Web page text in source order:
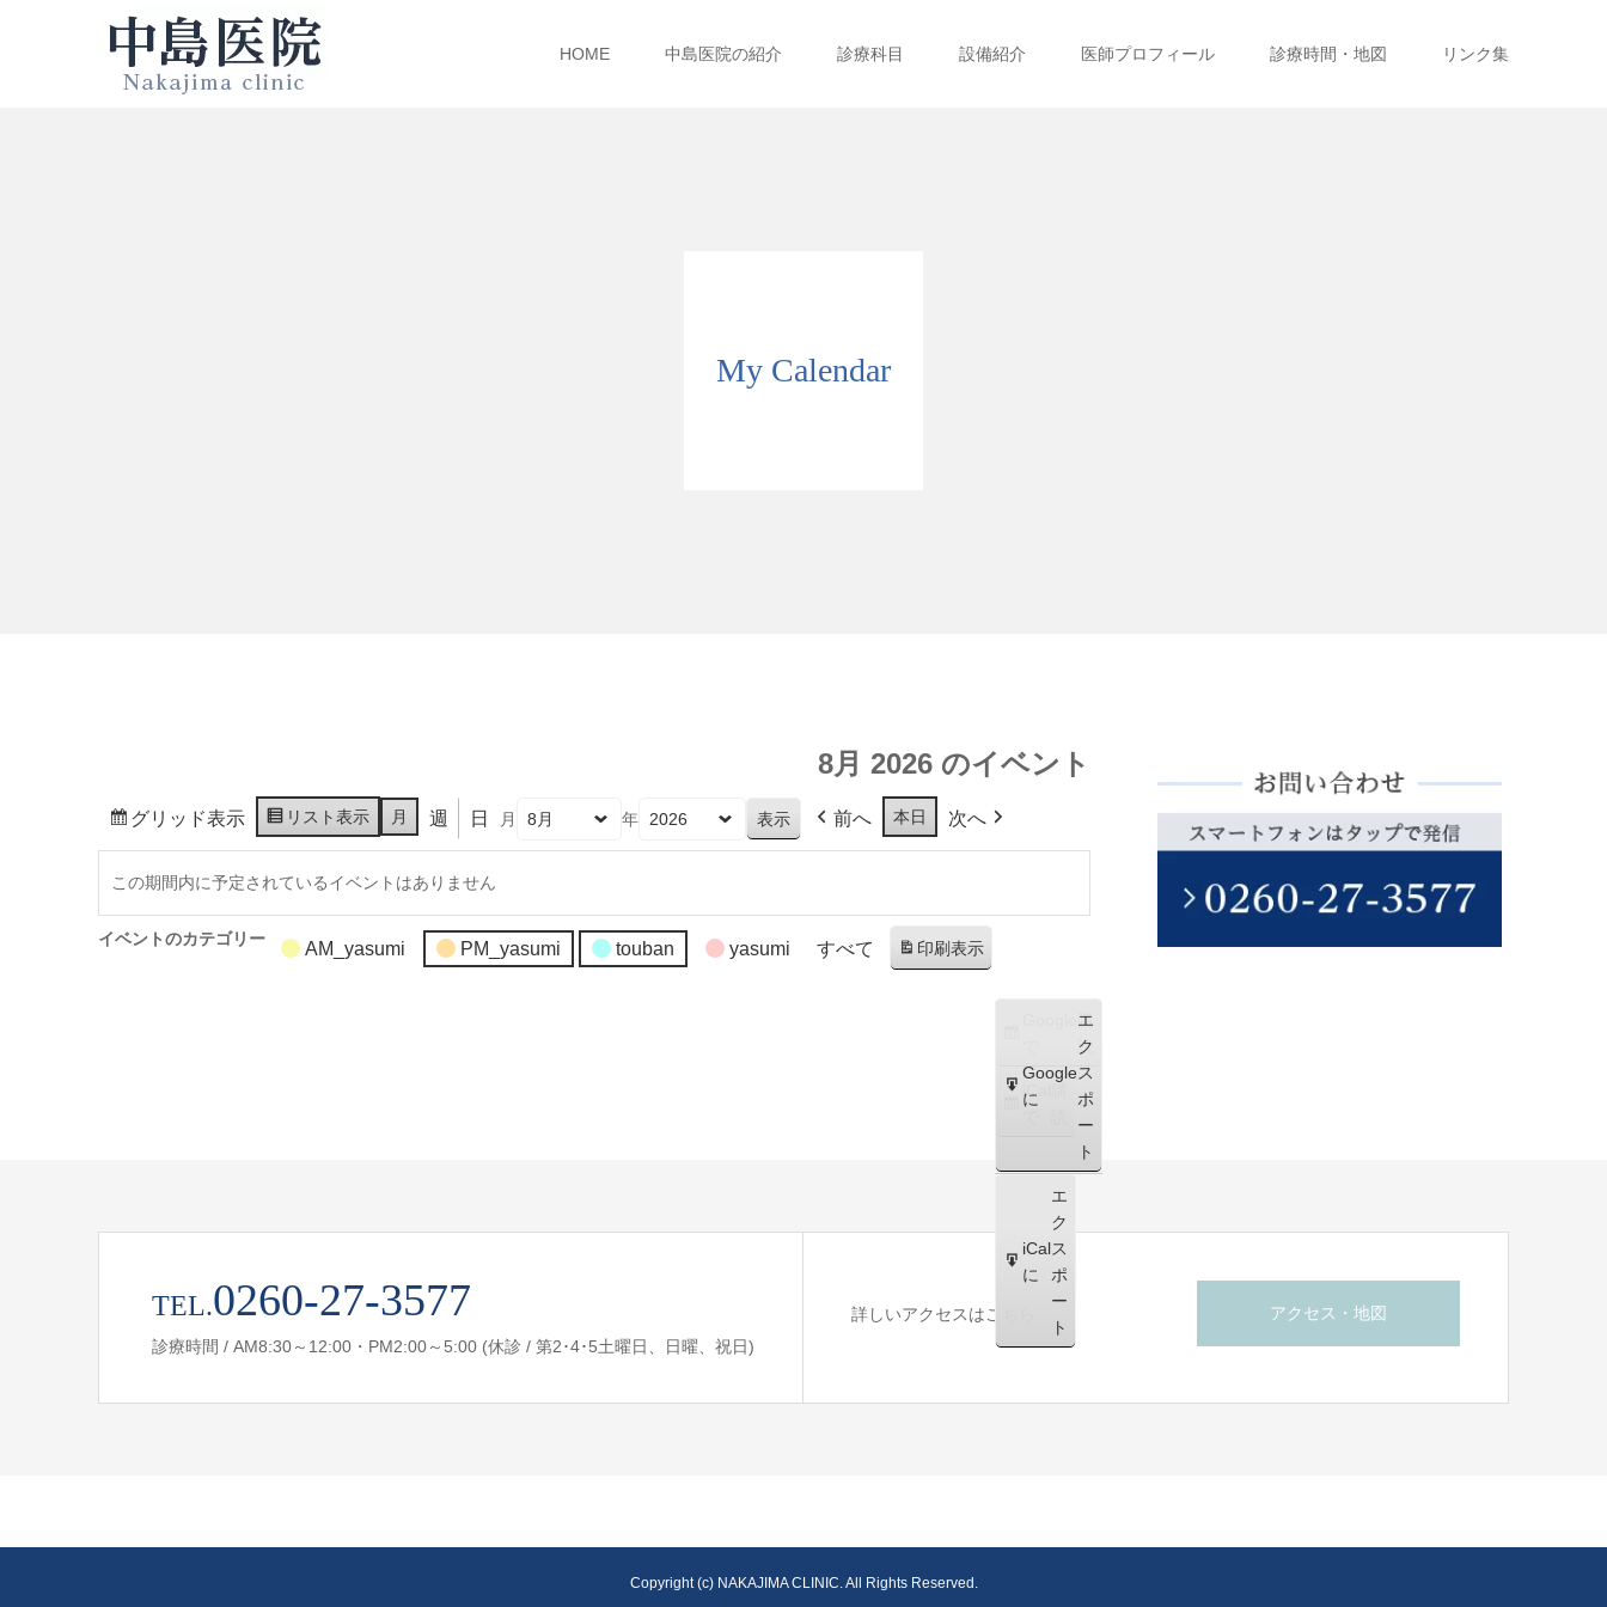
HOME 中島医院の紹介 診療科目 設備紹介 医師プロフィール 診療時間・地図 リンク集
My Calendar
8月 2026 のイベント
グリッド表示 リスト表示 月 週 日 月 年 前へ 本日 次へ
この期間内に予定されているイベントはありません
イベントのカテゴリー AM_yasumi PM_yasumi touban yasumi すべて 印刷表示
購
読
iCal
Google
に
エ
ク
ス
ポ
ー
ト
iCal
に
エ
ク
ス
ポ
ー
ト
TEL.0260-27-3577
診療時間 / AM8:30～12:00・PM2:00～5:00 (休診 / 第2･4･5土曜日、日曜、祝日)
詳しいアクセスはこちら アクセス・地図
Copyright (c) NAKAJIMA CLINIC. All Rights Reserved.